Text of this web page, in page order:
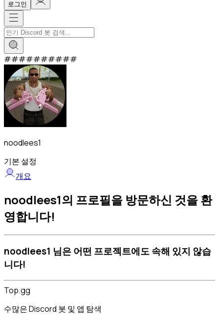
로그인
##########
noodlees1
기본 설정
개요
noodlees1의 프로필을 방문하신 것을 환
영합니다!
noodlees1 님은 어떤 프로젝트에도 속해 있지 않습
니다!
Top.gg
수많은 Discord 봇 및 앱 탐색